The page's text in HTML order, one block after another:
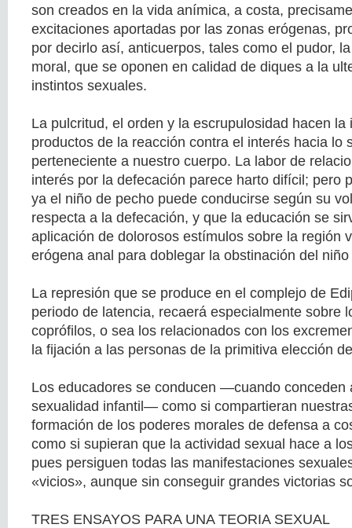
son creados en la vida anímica, a costa,
excitaciones aportadas por las zonas erógenas,
por decirlo así, anticuerpos, tales como el pudor,
moral, que se oponen en calidad de diques a la
instintos sexuales.
La pulcritud, el orden y la escrupulosidad hacen la
productos de la reacción contra el interés hacia lo
perteneciente a nuestro cuerpo. La labor de
interés por la defecación parece harto difícil; pero
ya el niño de pecho puede conducirse según su
respecta a la defecación, y que la educación se
aplicación de dolorosos estímulos sobre la región
erógena anal para doblegar la obstinación del
La represión que se produce en el complejo de
periodo de latencia, recaerá especialmente sobre
coprófilos, o sea los relacionados con los
la fijación a las personas de la primitiva elección
Los educadores se conducen —cuando conceden
sexualidad infantil— como si compartieran
formación de los poderes morales de defensa a
como si supieran que la actividad sexual hace a
pues persiguen todas las manifestaciones
«vicios», aunque sin conseguir grandes victorias
TRES ENSAYOS PARA UNA TEORIA SEXUAL